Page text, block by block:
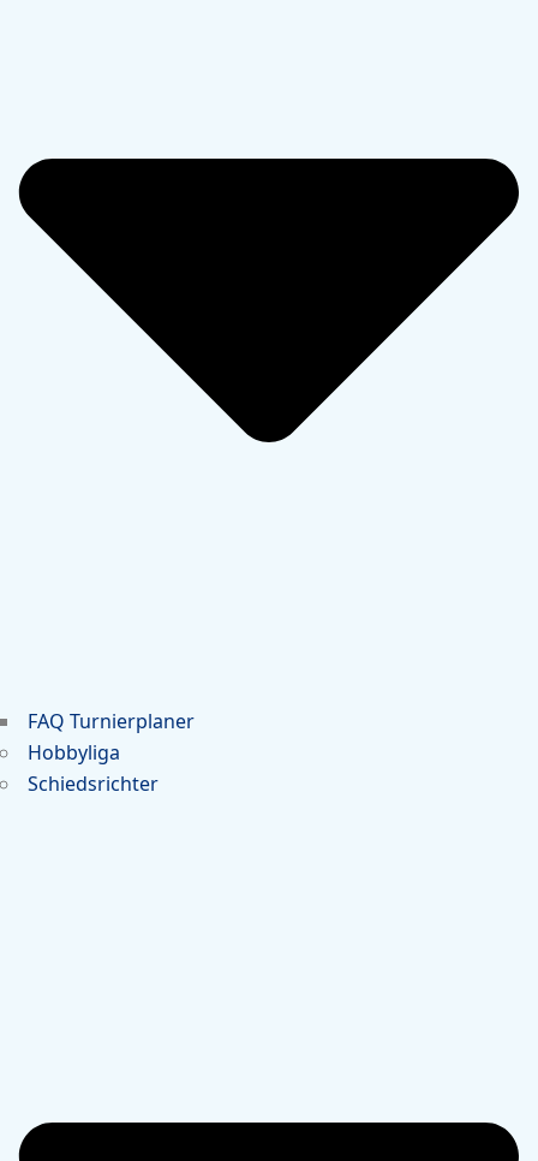
FAQ Turnierplaner
Hobbyliga
Schiedsrichter